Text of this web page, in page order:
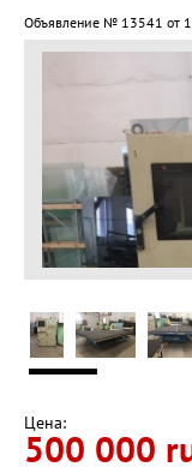
Объявление № 13541 от
Цена:
500 000